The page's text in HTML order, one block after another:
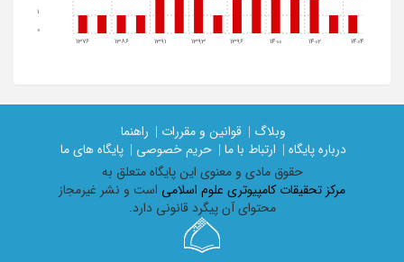
1376 1386 1391 1393 1396 1400 1402 1404
0
1
وبلاگ | قوانین و مقررات |
راهنما
درباره پایگاه |
ارتباط با ما | حریم خصوصی |
پایگاه های ما
حقوق مادی و معنوی اين پايگاه متعلق به
مرکز تحقیقات کامپیوتری علوم اسلامی است و نشر غیرمجاز
محتوای آن پیگرد قانونی دارد.